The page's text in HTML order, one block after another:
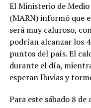
El Ministerio de
(MARN) informó que
será muy caluroso,
podrían alcanzar los
puntos del país. El
durante el día,
esperan lluvias y
Para este sábado 8